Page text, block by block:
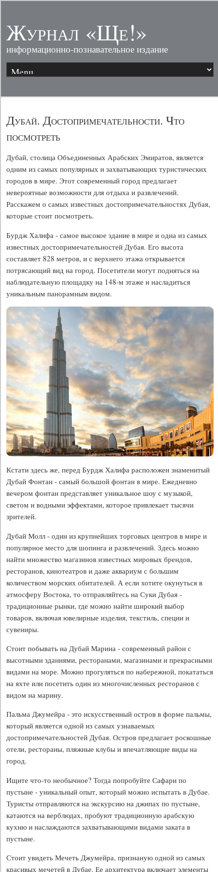
Журнал «Ще!»
информационно-познавательное издание
Дубай. Достопримечательности. Что
посмотреть
Дубай, столица Объединенных Арабских Эмиратов, является
одним из самых популярных и захватывающих туристических
городов в мире. Этот современный город предлагает
невероятные возможности для отдыха и развлечений.
Расскажем о самых известных достопримечательностях Дубая,
которые стоит посмотреть.
Бурдж Халифа - самое высокое здание в мире и одна из самых
известных достопримечательностей Дубая. Его высота
составляет 828 метров, и с верхнего этажа открывается
потрясающий вид на город. Посетители могут подняться на
наблюдательную площадку на 148-м этаже и насладиться
уникальным панорамным видом.
Кстати здесь же, перед Бурдж Халифа расположен знаменитый
Дубай Фонтан - самый большой фонтан в мире. Ежедневно
вечером фонтан представляет уникальное шоу с музыкой,
светом и водными эффектами, которое привлекает тысячи
зрителей.
Дубай Молл - один из крупнейших торговых центров в мире и
популярное место для шопинга и развлечений. Здесь можно
найти множество магазинов известных мировых брендов,
ресторанов, кинотеатров и даже аквариум с большим
количеством морских обитателей. А если хотите окунуться в
атмосферу Востока, то отправляйтесь на Суки Дубая -
традиционные рынки, где можно найти широкий выбор
товаров, включая ювелирные изделия, текстиль, специи и
сувениры.
Стоит побывать на Дубай Марина - современный район с
высотными зданиями, ресторанами, магазинами и прекрасными
видами на море. Можно прогуляться по набережной, покататься
на яхте или посетить один из многочисленных ресторанов с
видом на марину.
Пальма Джумейра - это искусственный остров в форме пальмы,
который является одной из самых узнаваемых
достопримечательностей Дубая. Остров предлагает роскошные
отели, рестораны, пляжные клубы и впечатляющие виды на
город.
Ищите что-то необычное? Тогда попробуйте Сафари по
пустыне - уникальный опыт, который можно испытать в Дубае.
Туристы отправляются на экскурсию на джипах по пустыне,
катаются на верблюдах, пробуют традиционную арабскую
кухню и наслаждаются захватывающими видами заката в
пустыне.
Стоит увидеть Мечеть Джумейра, признаную одной из самых
красивых мечетей в Дубае. Ее архитектура включает элементы